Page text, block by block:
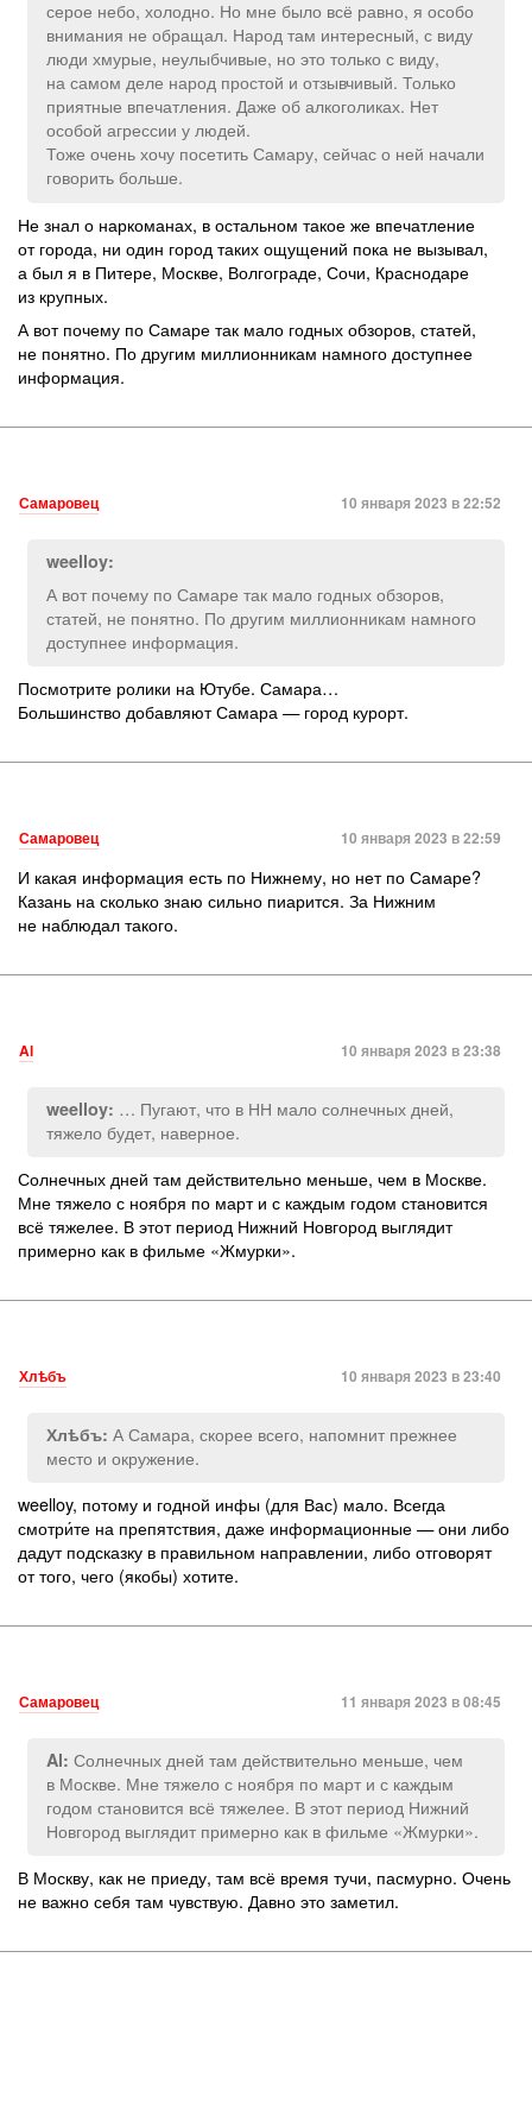
серое небо, холодно. Но мне было всё равно, я особо
внимания не обращал. Народ там интересный, с виду
люди хмурые, неулыбчивые, но это только с виду,
на самом деле народ простой и отзывчивый. Только
приятные впечатления. Даже об алкоголиках. Нет
особой агрессии у людей.
Тоже очень хочу посетить Самару, сейчас о ней начали
говорить больше.
Не знал о наркоманах, в остальном такое же впечатление
от города, ни один город таких ощущений пока не вызывал,
а был я в Питере, Москве, Волгограде, Сочи, Краснодаре
из крупных.
А вот почему по Самаре так мало годных обзоров, статей,
не понятно. По другим миллионникам намного доступнее
информация.
Самаровец 10 января 2023 в 22:52
weelloy:
А вот почему по Самаре так мало годных обзоров,
статей, не понятно. По другим миллионникам намного
доступнее информация.
Посмотрите ролики на Ютубе. Самара…
Большинство добавляют Самара — город курорт.
Самаровец 10 января 2023 в 22:59
И какая информация есть по Нижнему, но нет по Самаре?
Казань на сколько знаю сильно пиарится. За Нижним
не наблюдал такого.
Al 10 января 2023 в 23:38
weelloy: … Пугают, что в НН мало солнечных дней,
тяжело будет, наверное.
Солнечных дней там действительно меньше, чем в Москве.
Мне тяжело с ноября по март и с каждым годом становится
всё тяжелее. В этот период Нижний Новгород выглядит
примерно как в фильме «Жмурки».
Хлѣбъ 10 января 2023 в 23:40
Хлѣбъ: А Самара, скорее всего, напомнит прежнее
место и окружение.
weelloy, потому и годной инфы (для Вас) мало. Всегда
смотри́те на препятствия, даже информационные — они либо
дадут подсказку в правильном направлении, либо отговорят
от того, чего (якобы) хотите.
Самаровец 11 января 2023 в 08:45
Al: Солнечных дней там действительно меньше, чем
в Москве. Мне тяжело с ноября по март и с каждым
годом становится всё тяжелее. В этот период Нижний
Новгород выглядит примерно как в фильме «Жмурки».
В Москву, как не приеду, там всё время тучи, пасмурно. Очень
не важно себя там чувствую. Давно это заметил.